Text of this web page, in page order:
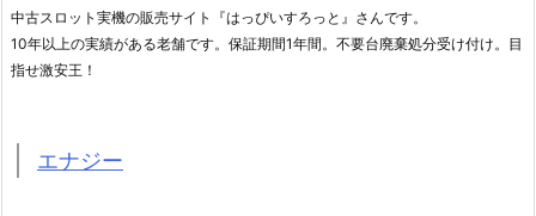
中古スロット実機の販売サイト『はっぴいすろっと』さんです。
10年以上の実績がある老舗です。保証期間1年間。不要台廃棄処分受け付け。目
指せ激安王！
エナジー